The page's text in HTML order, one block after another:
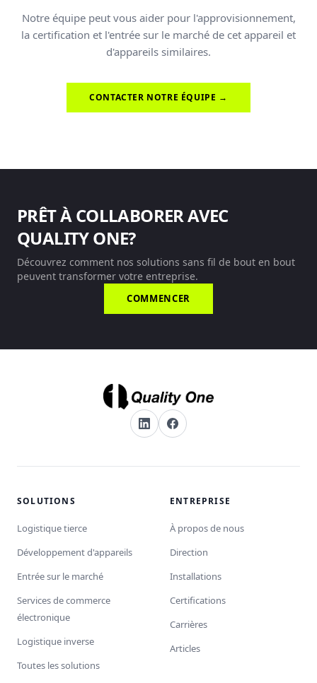
Notre équipe peut vous aider pour l'approvisionnement,
la certification et l'entrée sur le marché de cet appareil et
d'appareils similaires.
CONTACTER NOTRE ÉQUIPE →
PRÊT À COLLABORER AVEC
QUALITY ONE?
Découvrez comment nos solutions sans fil de bout en bout
peuvent transformer votre entreprise.
COMMENCER
SOLUTIONS
Logistique tierce
Développement d'appareils
Entrée sur le marché
Services de commerce
électronique
Logistique inverse
Toutes les solutions
ENTREPRISE
À propos de nous
Direction
Installations
Certifications
Carrières
Articles